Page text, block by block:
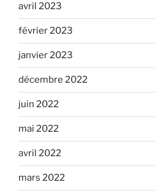
avril 2023
février 2023
janvier 2023
décembre 2022
juin 2022
mai 2022
avril 2022
mars 2022